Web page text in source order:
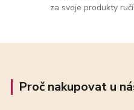
za svoje produkty
Proč nakupovat u